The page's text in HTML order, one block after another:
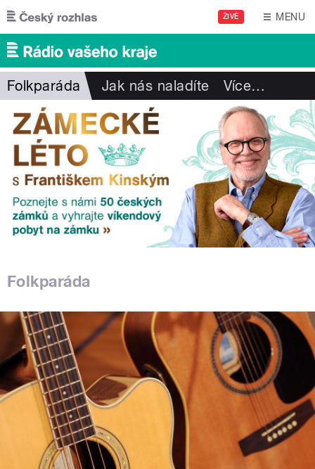
Přejít k hlavnímu obsahu
ŽIVĚ MENU
Folkparáda Jak nás naladíte Více…
Folkparáda